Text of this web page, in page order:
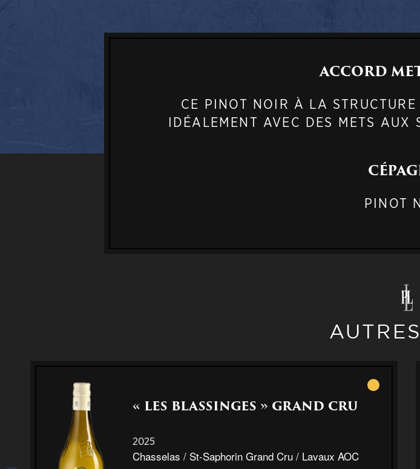
ACCORD
CE PINOT NOIR À LA
IDÉALEMENT AVEC DES METS AUX
PINOT
Blanc
« LES BLASSINGES » GRAND CRU
2025
Chasselas / St-Saphorin Grand Cru / Lavaux AOC